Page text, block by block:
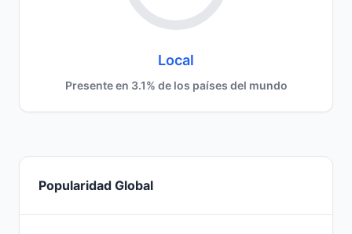
Local
Presente en 3.1% de los países del mundo
Popularidad Global